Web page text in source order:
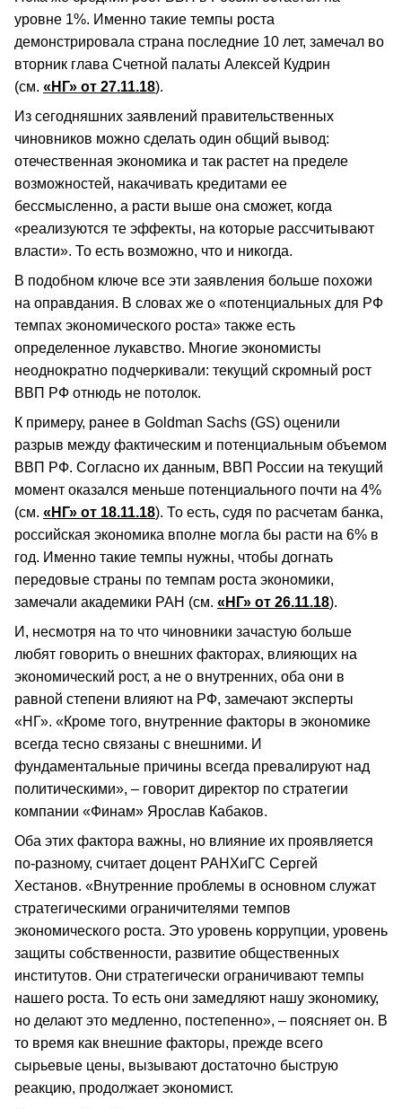
уровне 1%. Именно такие темпы роста
демонстрировала страна последние 10 лет, замечал во
вторник глава Счетной палаты Алексей Кудрин
(см. «НГ» от 27.11.18).
Из сегодняшних заявлений правительственных
чиновников можно сделать один общий вывод:
отечественная экономика и так растет на пределе
возможностей, накачивать кредитами ее
бессмысленно, а расти выше она сможет, когда
«реализуются те эффекты, на которые рассчитывают
власти». То есть возможно, что и никогда.
В подобном ключе все эти заявления больше похожи
на оправдания. В словах же о «потенциальных для РФ
темпах экономического роста» также есть
определенное лукавство. Многие экономисты
неоднократно подчеркивали: текущий скромный рост
ВВП РФ отнюдь не потолок.
К примеру, ранее в Goldman Sachs (GS) оценили
разрыв между фактическим и потенциальным объемом
ВВП РФ. Согласно их данным, ВВП России на текущий
момент оказался меньше потенциального почти на 4%
(см. «НГ» от 18.11.18). То есть, судя по расчетам банка,
российская экономика вполне могла бы расти на 6% в
год. Именно такие темпы нужны, чтобы догнать
передовые страны по темпам роста экономики,
замечали академики РАН (см. «НГ» от 26.11.18).
И, несмотря на то что чиновники зачастую больше
любят говорить о внешних факторах, влияющих на
экономический рост, а не о внутренних, оба они в
равной степени влияют на РФ, замечают эксперты
«НГ». «Кроме того, внутренние факторы в экономике
всегда тесно связаны с внешними. И
фундаментальные причины всегда превалируют над
политическими», – говорит директор по стратегии
компании «Финам» Ярослав Кабаков.
Оба этих фактора важны, но влияние их проявляется
по-разному, считает доцент РАНХиГС Сергей
Хестанов. «Внутренние проблемы в основном служат
стратегическими ограничителями темпов
экономического роста. Это уровень коррупции, уровень
защиты собственности, развитие общественных
институтов. Они стратегически ограничивают темпы
нашего роста. То есть они замедляют нашу экономику,
но делают это медленно, постепенно», – поясняет он. В
то время как внешние факторы, прежде всего
сырьевые цены, вызывают достаточно быструю
реакцию, продолжает экономист.